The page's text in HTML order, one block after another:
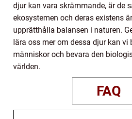
djur kan vara skrämmande, är de
ekosystemen och deras existens
upprätthålla balansen i naturen.
lära oss mer om dessa djur kan vi
människor och bevara den
världen.
FAQ